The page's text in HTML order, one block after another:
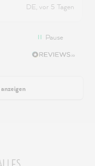
DE, vor 5 Tagen
Pause